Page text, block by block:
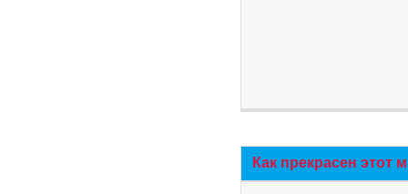
Как прекрасен этот